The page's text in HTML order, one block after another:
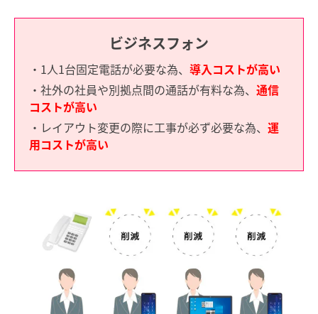
ビジネスフォン
・1人1台固定電話が必要な為、 導入コストが高い
・社外の社員や別拠点間の通話が有料な為、 通信
コストが高い
・レイアウト変更の際に工事が必ず必要な為、 運
用コストが高い